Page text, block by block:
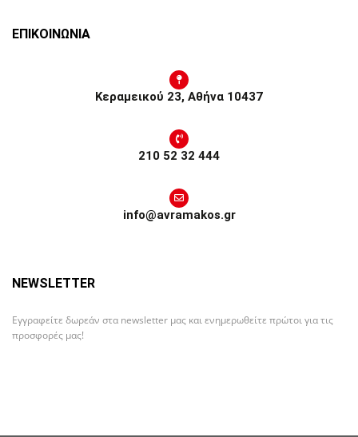
ΕΠΙΚΟΙΝΩΝΙΑ
Κεραμεικού 23, Αθήνα 10437
210 52 32 444
info@avramakos.gr
NEWSLETTER
Εγγραφείτε δωρεάν στα newsletter μας και ενημερωθείτε πρώτοι για τις
προσφορές μας!